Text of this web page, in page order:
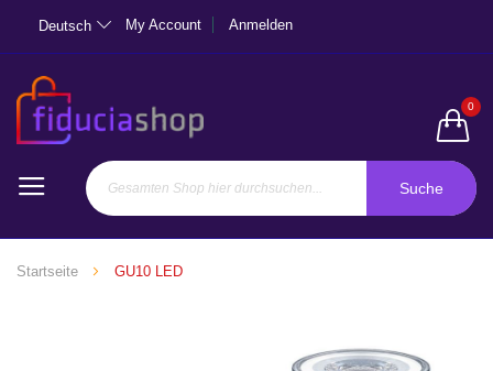
Deutsch My Account Anmelden
0
Suche
Startseite GU10 LED